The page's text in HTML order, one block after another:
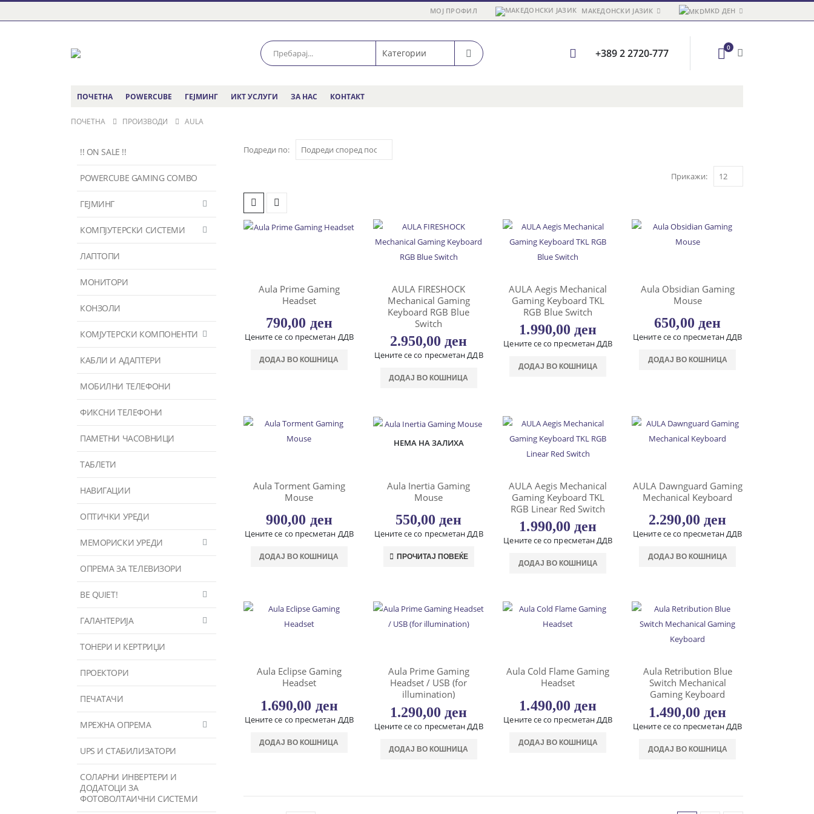
МОЈ ПРОФИЛ МАКЕДОНСКИ ЈАЗИК MKD ДЕН
+389 2 2720-777 0
ПОЧЕТНА POWERCUBE ГЕЈМИНГ ИКТ УСЛУГИ ЗА НАС КОНТАКТ
ПОЧЕТНА ПРОИЗВОДИ AULA
Подреди по:
Прикажи:
Aula Prime Gaming
Headset
790,00 ден
Цените се со пресметан ДДВ
ДОДАЈ ВО КОШНИЦА
AULA FIRESHOCK
Mechanical Gaming
Keyboard RGB Blue
Switch
2.950,00 ден
Цените се со пресметан ДДВ
ДОДАЈ ВО КОШНИЦА
AULA Aegis Mechanical
Gaming Keyboard TKL
RGB Blue Switch
1.990,00 ден
Цените се со пресметан ДДВ
ДОДАЈ ВО КОШНИЦА
Aula Obsidian Gaming
Mouse
650,00 ден
Цените се со пресметан ДДВ
ДОДАЈ ВО КОШНИЦА
Aula Torment Gaming
Mouse
900,00 ден
Цените се со пресметан ДДВ
ДОДАЈ ВО КОШНИЦА
НЕМА НА ЗАЛИХА
Aula Inertia Gaming
Mouse
550,00ден
Цените се со пресметан ДДВ
ПРОЧИТАЈ ПОВЕЌЕ
AULA Aegis Mechanical
Gaming Keyboard TKL
RGB Linear Red Switch
1.990,00ден
Цените се со пресметан ДДВ
ДОДАЈ ВО КОШНИЦА
AULA Dawnguard Gaming
Mechanical Keyboard
2.290,00 ден
Цените се со пресметан ДДВ
ДОДАЈ ВО КОШНИЦА
Aula Eclipse Gaming
Headset
1.690,00 ден
Цените се со пресметан ДДВ
ДОДАЈ ВО КОШНИЦА
Aula Prime Gaming
Headset / USB (for
illumination)
1.290,00 ден
Цените се со пресметан ДДВ
ДОДАЈ ВО КОШНИЦА
Aula Cold Flame Gaming
Headset
1.490,00 ден
Цените се со пресметан ДДВ
ДОДАЈ ВО КОШНИЦА
Aula Retribution Blue
Switch Mechanical
Gaming Keyboard
1.490,00 ден
Цените се со пресметан ДДВ
ДОДАЈ ВО КОШНИЦА
!! ON SALE !!
POWERCUBE GAMING COMBO
ГЕЈМИНГ
КОМПЈУТЕРСКИ СИСТЕМИ
ЛАПТОПИ
МОНИТОРИ
КОНЗОЛИ
КОМЈУТЕРСКИ КОМПОНЕНТИ
КАБЛИ И АДАПТЕРИ
МОБИЛНИ ТЕЛЕФОНИ
ФИКСНИ ТЕЛЕФОНИ
ПАМЕТНИ ЧАСОВНИЦИ
ТАБЛЕТИ
НАВИГАЦИИ
ОПТИЧКИ УРЕДИ
МЕМОРИСКИ УРЕДИ
ОПРЕМА ЗА ТЕЛЕВИЗОРИ
BE QUIET!
ГАЛАНТЕРИЈА
ТОНЕРИ И КЕРТРИЏИ
ПРОЕКТОРИ
ПЕЧАТАЧИ
МРЕЖНА ОПРЕМА
UPS И СТАБИЛИЗАТОРИ
СОЛАРНИ ИНВЕРТЕРИ И
ДОДАТОЦИ ЗА
ФОТОВОЛТАИЧНИ СИСТЕМИ